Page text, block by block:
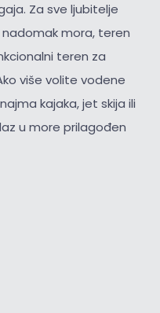
Za sve ljubitelje
mora, teren
teren za
više volite vodene
kajaka, jet skija ili
u more prilagođen